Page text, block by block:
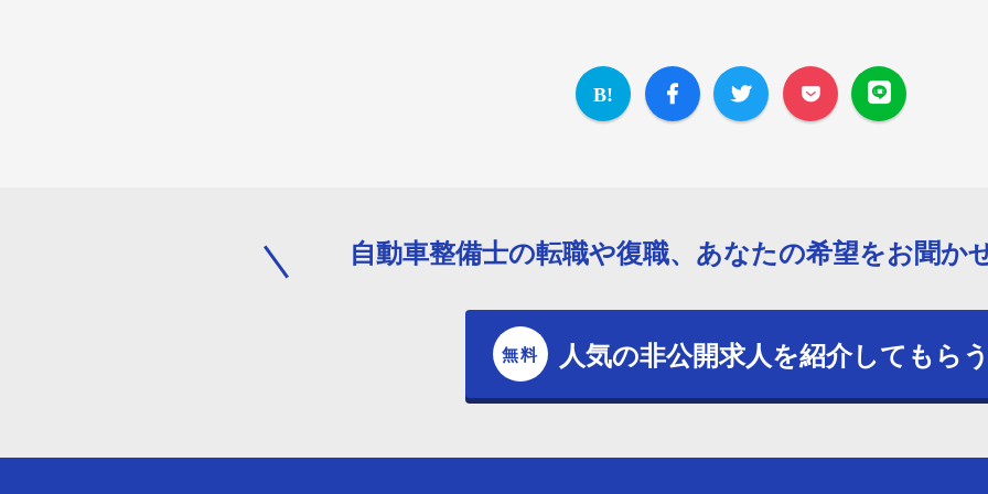
自動車整備士の転職や復職、あなたの希望をお聞か
人気の非公開求人を紹介してもらう